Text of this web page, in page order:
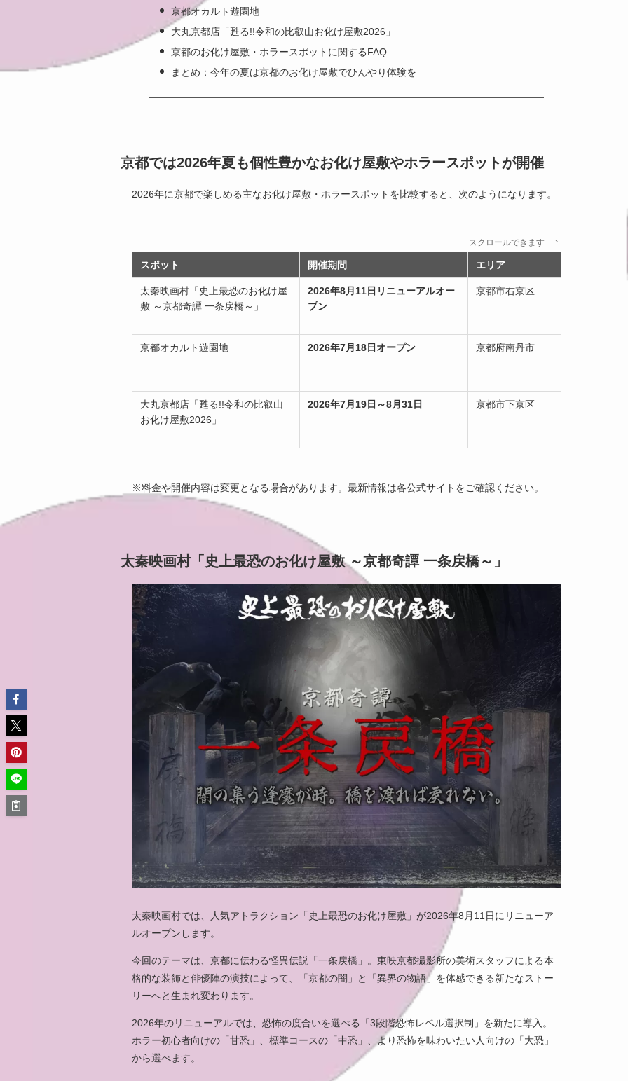
京都オカルト遊園地
大丸京都店「甦る!!令和の比叡山お化け屋敷2026」
京都のお化け屋敷・ホラースポットに関するFAQ
まとめ：今年の夏は京都のお化け屋敷でひんやり体験を
京都では2026年夏も個性豊かなお化け屋敷やホラースポットが開催
2026年に京都で楽しめる主なお化け屋敷・ホラースポットを比較すると、次のようになります。
スクロールできます
スポット 開催期間 エリア
太秦映画村「史上最恐のお化け屋
敷 ～京都奇譚 一条戻橋～」
2026年8月11日リニューアルオー
プン
京都市右京区
京都オカルト遊園地 2026年7月18日オープン 京都府南丹市
大丸京都店「甦る!!令和の比叡山
お化け屋敷2026」
2026年7月19日～8月31日 京都市下京区
※料金や開催内容は変更となる場合があります。最新情報は各公式サイトをご確認ください。
太秦映画村「史上最恐のお化け屋敷 ～京都奇譚 一条戻橋～」
太秦映画村では、人気アトラクション「史上最恐のお化け屋敷」が2026年8月11日にリニューア
ルオープンします。
今回のテーマは、京都に伝わる怪異伝説「一条戻橋」。東映京都撮影所の美術スタッフによる本
格的な装飾と俳優陣の演技によって、「京都の闇」と「異界の物語」を体感できる新たなストー
リーへと生まれ変わります。
2026年のリニューアルでは、恐怖の度合いを選べる「3段階恐怖レベル選択制」を新たに導入。
ホラー初心者向けの「甘恐」、標準コースの「中恐」、より恐怖を味わいたい人向けの「大恐」
から選べます。